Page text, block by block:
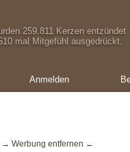
259.811 Kerzen entzündet
mal Mitgefühl ausgedrückt.
Anmelden
→ Werbung entfernen ←